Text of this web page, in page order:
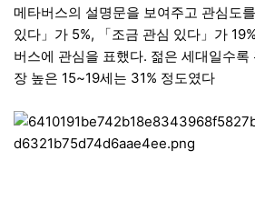
메타버스의 설명문을 보여주고 관심도
있다」가 5%, 「조금 관심 있다」가
버스에 관심을 표했다. 젊은 세대일수
장 높은 15~19세는 31% 정도였다